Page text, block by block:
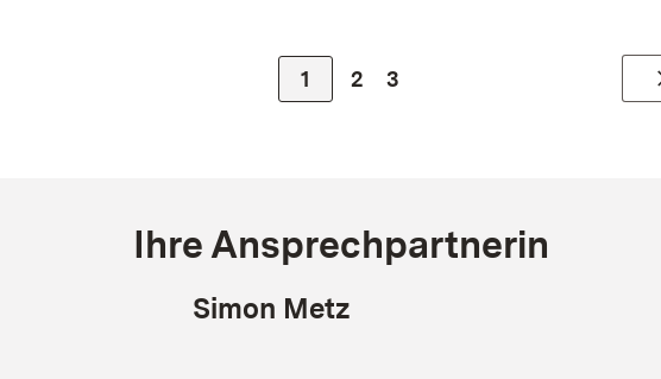
Zur Seite
1 Zur Seite
2 Zur Seite
3
Ihre Ansprechpartnerin
Simon Metz